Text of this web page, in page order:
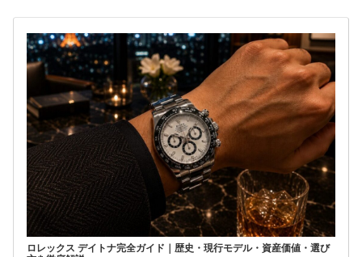
ロレックス デイトナ完全ガイド｜歴史・現行モデル・資産価値・選び